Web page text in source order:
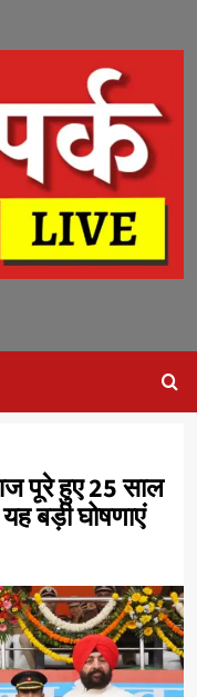
पूरे हुए 25 साल
बड़ी घोषणाएं